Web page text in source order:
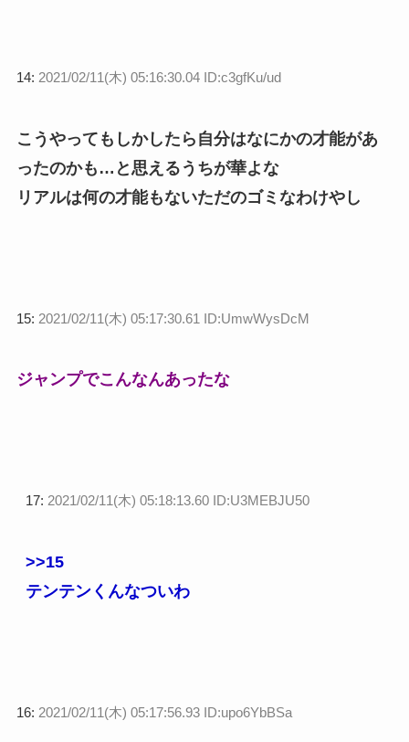
14: 2021/02/11(木) 05:16:30.04 ID:c3gfKu/ud
こうやってもしかしたら自分はなにかの才能があ
ったのかも…と思えるうちが華よな
リアルは何の才能もないただのゴミなわけやし
15: 2021/02/11(木) 05:17:30.61 ID:UmwWysDcM
ジャンプでこんなんあったな
17: 2021/02/11(木) 05:18:13.60 ID:U3MEBJU50
>>15
テンテンくんなついわ
16: 2021/02/11(木) 05:17:56.93 ID:upo6YbBSa